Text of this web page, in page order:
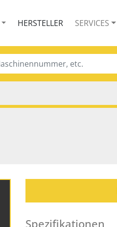
HERSTELLER SERVICES
Spezifikationen